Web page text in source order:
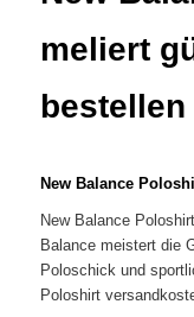
meliert
bestellen
New Balance
New Balance
Balance meistert die
Poloschick und
Poloshirt